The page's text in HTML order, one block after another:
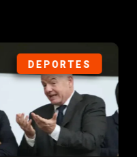
DEPORTES